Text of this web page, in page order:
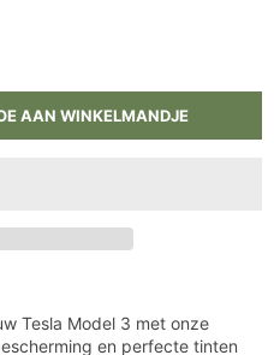
AAN WINKELMANDJE
Tesla Model 3 met onze
en perfecte tinten